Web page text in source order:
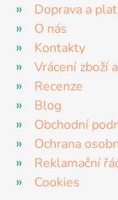
Doprava a
O nás
Kontakty
Vrácení zboží
Recenze
Blog
Obchodní
Ochrana
Reklamační
Cookies